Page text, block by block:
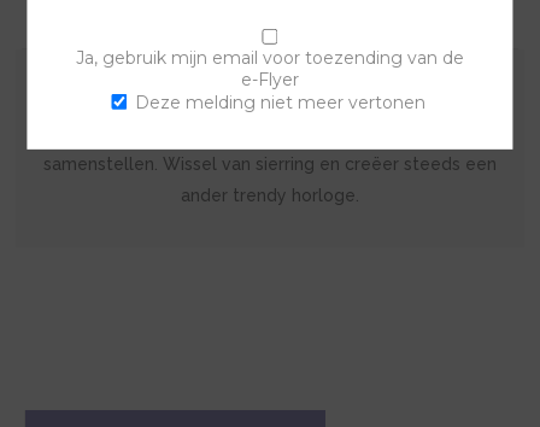
De sierring is gemaakt van acryl. Met deze kunststof
samenstellen. Wissel van sierring en creëer steeds een
ander trendy horloge.
Ja, gebruik mijn email voor toezending van de
e-Flyer
Deze melding niet meer vertonen